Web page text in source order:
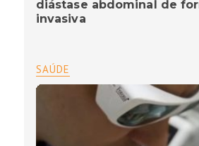
diástase abdominal de
invasiva
SAÚDE